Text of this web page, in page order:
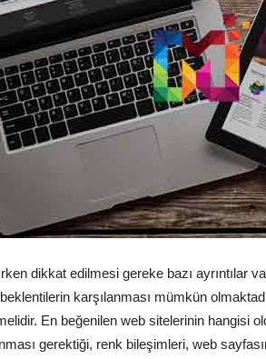
dikkat edilmesi gereke bazı ayrıntılar
karşılanması mümkün
En beğenilen web sitelerinin hangisi
gerektiği, renk bileşimleri, web